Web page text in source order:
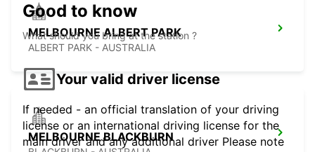
MELBOURNE ALBERT PARK
ALBERT PARK - AUSTRALIA
MELBOURNE BLACKBURN
Good to know
What should you bring at the station ?
Your valid driver license
If needed - an official translation of your driving
license or an international driving license for the
main driver and any additional driver Please note